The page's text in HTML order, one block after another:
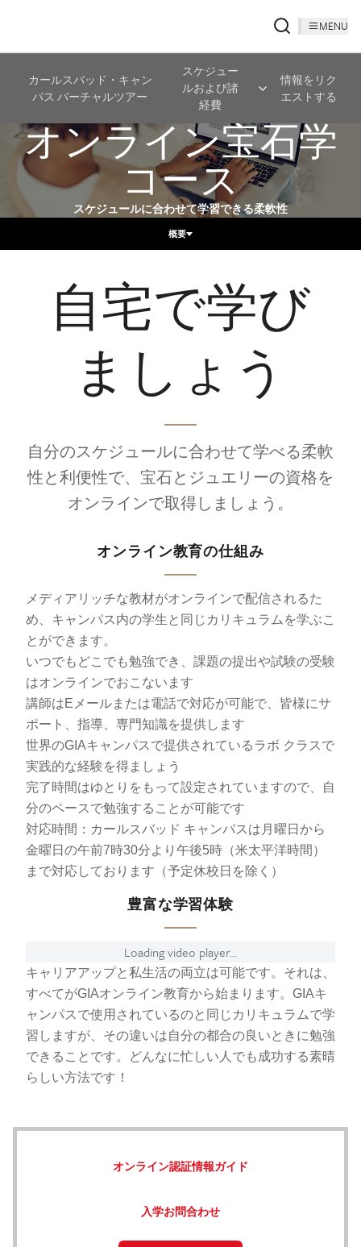
MENU
カールスバッド・キャン
パス バーチャルツアー
スケジュー
ルおよび諸
経費
情報をリク
エストする
オンライン宝石学
コース
スケジュールに合わせて学習できる柔軟性
概要
自宅で学び
ましょう
自分のスケジュールに合わせて学べる柔軟
性と利便性で、宝石とジュエリーの資格を
オンラインで取得しましょう。
オンライン教育の仕組み
メディアリッチな教材がオンラインで配信されるた
め、キャンパス内の学生と同じカリキュラムを学ぶこ
とができます。
いつでもどこでも勉強でき、課題の提出や試験の受験
はオンラインでおこないます
講師はEメールまたは電話で対応が可能で、皆様にサ
ポート、指導、専門知識を提供します
世界のGIAキャンパスで提供されているラボ クラスで
実践的な経験を得ましょう
完了時間はゆとりをもって設定されていますので、自
分のペースで勉強することが可能です
対応時間：カールスバッド キャンパスは月曜日から
金曜日の午前7時30分より午後5時（米太平洋時間）
まで対応しております（予定休校日を除く）
豊富な学習体験
Loading video player...
キャリアアップと私生活の両立は可能です。それは、
すべてがGIAオンライン教育から始まります。GIAキ
ャンパスで使用されているのと同じカリキュラムで学
習しますが、その違いは自分の都合の良いときに勉強
できることです。どんなに忙しい人でも成功する素晴
らしい方法です！
オンライン認証情報ガイド
入学お問合わせ